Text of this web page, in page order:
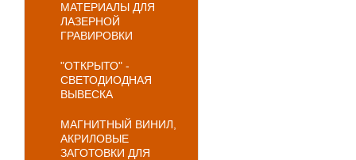
МАТЕРИАЛЫ ДЛЯ
ЛАЗЕРНОЙ
ГРАВИРОВКИ
"ОТКРЫТО" -
СВЕТОДИОДНАЯ
ВЫВЕСКА
МАГНИТНЫЙ ВИНИЛ,
АКРИЛОВЫЕ
ЗАГОТОВКИ ДЛЯ